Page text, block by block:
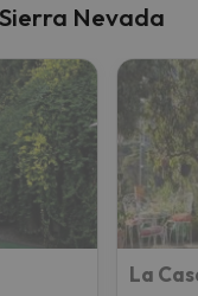
Nevada
La